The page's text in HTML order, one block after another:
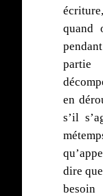
quand
partie
en
s’il
dire